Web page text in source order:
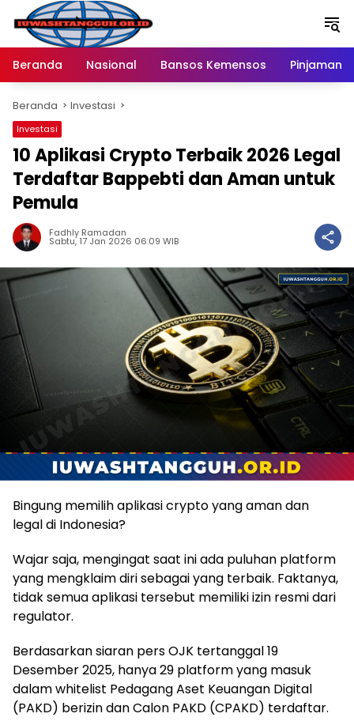
Langsung
konten
Beranda
Nasional Bansos Kemensos Pinjaman
Beranda Investasi
Investasi
10 Aplikasi Crypto Terbaik 2026 Legal
Terdaftar Bappebti dan Aman untuk
Pemula
Fadhly Ramadan
Sabtu, 17 Jan 2026 06:09 WIB
Bingung memilih aplikasi crypto yang aman dan
legal di Indonesia?
Wajar saja, mengingat saat ini ada puluhan platform
yang mengklaim diri sebagai yang terbaik. Faktanya,
tidak semua aplikasi tersebut memiliki izin resmi dari
regulator.
Berdasarkan siaran pers OJK tertanggal 19
Desember 2025, hanya 29 platform yang masuk
dalam whitelist Pedagang Aset Keuangan Digital
(PAKD) berizin dan Calon PAKD (CPAKD) terdaftar.